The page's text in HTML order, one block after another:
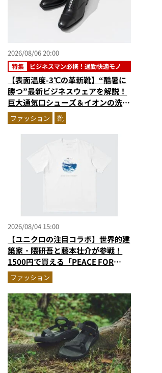
2026/08/06 20:00
特集 ビジネスマン必携！通勤快適モノ
【表面温度-3℃の革新靴】“酷暑に
勝つ”最新ビジネスウェアを解説！
巨大通気口シューズ＆イオンの洗え
る1万円台セットアップほか
ファッション 靴
2026/08/04 15:00
【ユニクロの注目コラボ】世界的建
築家・隈研吾と藤本壮介が参戦！
1500円で買える「PEACE FOR
ALL」最新作
ファッション